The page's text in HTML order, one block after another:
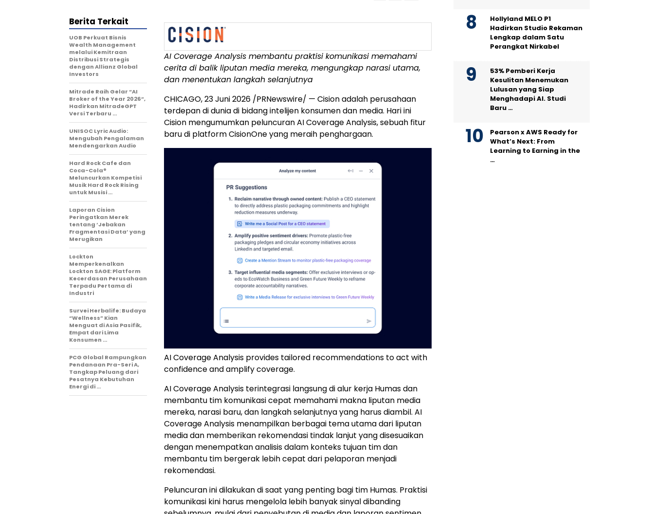
AI Coverage Analysis membantu praktisi komunikasi memahami
cerita di balik liputan media mereka, mengungkap narasi utama,
dan menentukan langkah selanjutnya
CHICAGO,23 Juni 2026 /PRNewswire/ — Cision adalah perusahaan
terdepan di dunia di bidang intelijen konsumen dan media. Hari ini
Cision mengumumkan peluncuran AI Coverage Analysis, sebuah fitur
baru di platform CisionOne yang meraih penghargaan.
AI Coverage Analysis provides tailored recommendations to act with
confidence and amplify coverage.
AI Coverage Analysis terintegrasi langsung di alur kerja Humas dan
membantu tim komunikasi cepat memahami makna liputan media
mereka, narasi baru, dan langkah selanjutnya yang harus diambil. AI
Coverage Analysis menampilkan berbagai tema utama dari liputan
media dan memberikan rekomendasi tindak lanjut yang disesuaikan
dengan menempatkan analisis dalam konteks tujuan tim dan
membantu tim bergerak lebih cepat dari pelaporan menjadi
rekomendasi.
Peluncuran ini dilakukan di saat yang penting bagi tim Humas. Praktisi
komunikasi kini harus mengelola lebih banyak sinyal dibanding
Berita Terkait
UOB Perkuat Bisnis
Wealth Management
melalui Kemitraan
Distribusi Strategis
dengan Allianz Global
Investors
Mitrade Raih Gelar “AI
Broker of the Year 2026”,
Hadirkan MitradeGPT
Versi Terbaru …
UNISOC Lyric Audio:
Mengubah Pengalaman
Mendengarkan Audio
Hard Rock Cafe dan
Coca-Cola®
Meluncurkan Kompetisi
Musik Hard Rock Rising
untuk Musisi …
Laporan Cision
Peringatkan Merek
tentang ‘Jebakan
Fragmentasi Data’ yang
Merugikan
Lockton
Memperkenalkan
Lockton SAGE: Platform
Kecerdasan Perusahaan
Terpadu Pertama di
Industri
Survei Herbalife: Budaya
“Wellness” Kian
Menguat di Asia Pasifik,
Empat dari Lima
Konsumen …
PCG Global Rampungkan
Pendanaan Pra-Seri A,
Tangkap Peluang dari
Pesatnya Kebutuhan
Energi di …
Hollyland MELO P1
Hadirkan Studio Rekaman
Lengkap dalam Satu
Perangkat Nirkabel
53% Pemberi Kerja
Kesulitan Menemukan
Lulusan yang Siap
Menghadapi AI. Studi
Baru …
Pearson x AWS Ready for
What’s Next: From
Learning to Earning in the
…